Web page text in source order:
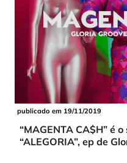
publicado em 19/11/2019
“MAGENTA CA$H” é
“ALEGORIA”, ep de